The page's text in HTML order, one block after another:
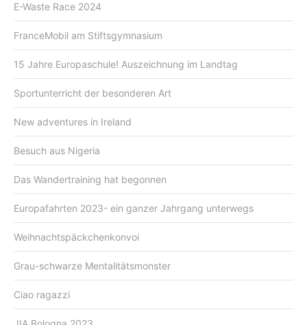
E-Waste Race 2024
FranceMobil am Stiftsgymnasium
15 Jahre Europaschule! Auszeichnung im Landtag
Sportunterricht der besonderen Art
New adventures in Ireland
Besuch aus Nigeria
Das Wandertraining hat begonnen
Europafahrten 2023- ein ganzer Jahrgang unterwegs
Weihnachtspäckchenkonvoi
Grau-schwarze Mentalitätsmonster
Ciao ragazzi